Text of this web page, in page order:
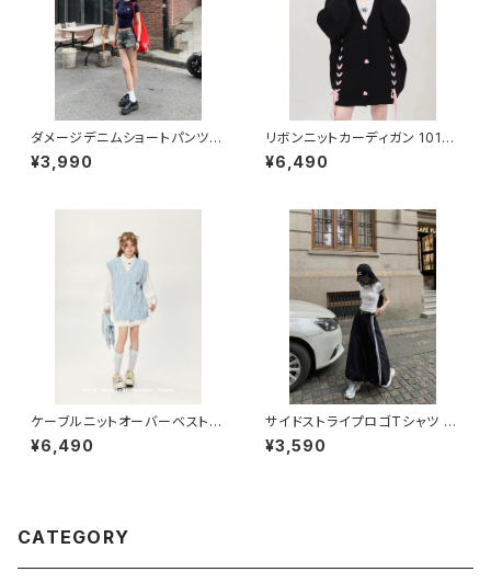
ダメージデニムショートパンツ 1
013-240806004
¥3,990
リボンニットカーディガン 1013-
230928012
¥6,490
ケーブルニットオーバーベスト 1
013-240905016
¥6,490
サイドストライプロゴTシャツ 10
13-240806016
¥3,590
CATEGORY